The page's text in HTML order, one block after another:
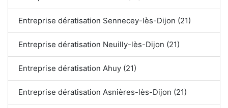
Entreprise dératisation Sennecey-lès-Dijon (21)
Entreprise dératisation Neuilly-lès-Dijon (21)
Entreprise dératisation Ahuy (21)
Entreprise dératisation Asnières-lès-Dijon (21)